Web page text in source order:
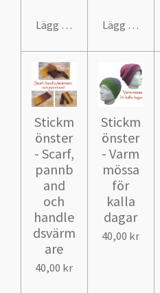
Lägg till i varukorgLägg till i
Stickm
önster
- Scarf,
pannb
and
och
handle
dsvärm
are
40,00 kr
Stickm
önster
- Varm
mössa
för
kalla
dagar
40,00 kr